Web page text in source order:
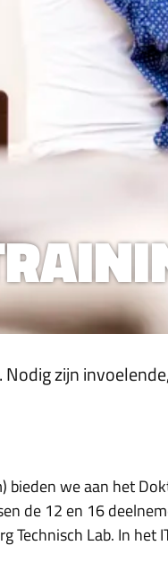
zijn
bieden we aan het
de 12 en 16
Technisch Lab. In